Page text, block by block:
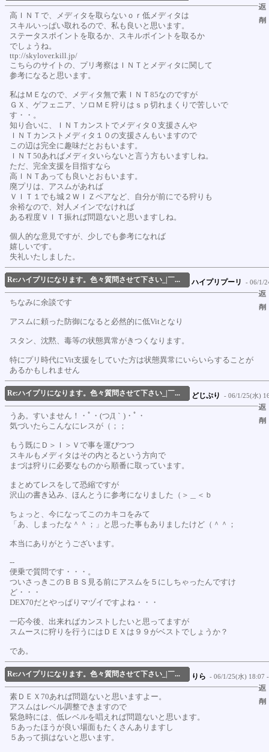
高ＩＮＴで、メディタを取らないｏｒ低メディタは
スキルいっぱい取れるので、私も良いと思います。
ステータスポイントを取るか、スキルポイントを取るか
でしょうね。
ttp://skylover.kill.jp/
こちらのサイトの、プリ考察はＩＮＴとメディタに関して
参考になると思います。
私はＭＥなので、メディタ無で素ＩＮＴ85なのですが
ＧＸ、ゲフェニア、ソロＭＥ狩りはｓｐ切れまくりで苦しいで
す・・。
知り合いに、ＩＮＴカンストでメディタ０支援さんや
ＩＮＴカンストメディタ１０の支援さんもいますので
この辺は完全に趣味だとおもいます。
ＩＮＴ50あればメディタいらないと言う方もいますしね。
ただ、完全支援を目指すなら
高ＩＮＴあっても良いとおもいます。
廃プリは、アスムがあれば
ＶＩＴ１でも城２ＷＩＺペアなど、自分が前にでる狩りも
余裕なので、対人メインでなければ
ある程度ＶＩＴ振れば問題ないと思いますしね。
個人的な意見ですが、少しでも参考になれば
嬉しいです。
失礼いたしました。
Re:ハイプリになります。色々質問させて下さい_|￣... ハイプリプーリ - 06/1/
ちなみに余談です
アスムに頼った防御になると必然的に低Vitとなり
スタン、沈黙、毒等の状態異常がきつくなります。
特にプリ時代にVit支援をしていた方は状態異常にいらいらすることが
あるかもしれません
Re:ハイプリになります。色々質問させて下さい_|￣... どじぷり - 06/1/25(水)
うあ。すいません！・ﾟ・(つД｀)・ﾟ・
気づいたらこんなにレスが（；；
もう既にＤ＞Ｉ＞Ｖで事を運びつつ
スキルもメディタはその内とるという方向で
まづは狩りに必要なものから順番に取っています。
まとめてレスをして恐縮ですが
沢山の書き込み、ほんとうに参考になりました（＞＿＜ｂ
ちょっと、今になってこのカキコをみて
「あ、しまったな＾＾；」と思った事もありましたけど（＾＾；
本当にありがとうございます。
--
便乗で質問です・・・。
ついさっきこのＢＢＳ見る前にアスムを５にしちゃったんですけ
ど・・・
DEX70だとやっぱりマヅイですよね・・・
一応今後、出来ればカンストしたいと思ってますが
スムースに狩りを行うにはＤＥＸは９９がベストでしょうか？
であ。
Re:ハイプリになります。色々質問させて下さい_|￣... りら - 06/1/25(水) 18:07 -
素ＤＥＸ70あれば問題ないと思いますよー。
アスムはレベル調整できますので
緊急時には、低レベルを唱えれば問題ないと思います。
５あったほうが良い場面もたくさんありますし
５あって損はないと思います。